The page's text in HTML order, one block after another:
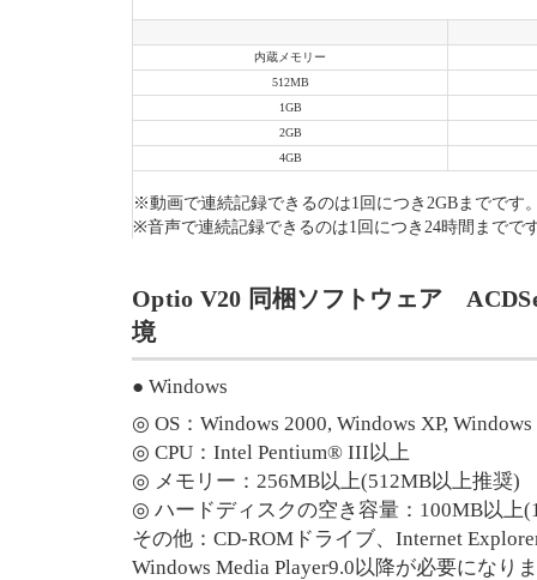
内蔵メモリー
512MB
1GB
2GB
4GB
※動画で連続記録できるのは1回につき2GBまでです
※音声で連続記録できるのは1回につき24時間までで
Optio V20 同梱ソフトウェア
境
● Windows
◎ OS：Windows 2000, Windows XP, Windows
◎ CPU：Intel Pentium® III以上
◎ メモリー：256MB以上(512MB以上推奨)
◎ ハードディスクの空き容量：100MB以上
その他：CD-ROMドライブ、Internet
Windows Media Player9.0以降が必要になり